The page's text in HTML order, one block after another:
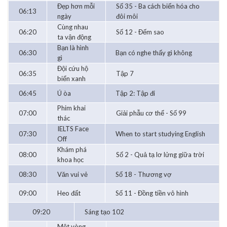
06:13
Đẹp hơn mỗi
ngày
Số 35 - Ba cách biến hóa cho
đôi môi
06:20
Cùng nhau
ta vận động
Số 12 - Đếm sao
06:30
Bạn là hình
gì
Bạn có nghe thấy gì không
06:35
Đội cứu hộ
biển xanh
Tập 7
06:45 Ú òa Tập 2: Tập đi
07:00
Phim khai
thác
Giải phẫu cơ thể - Số 99
07:30
IELTS Face
Off
When to start studying English
08:00
Khám phá
khoa học
Số 2 - Quả tạ lơ lửng giữa trời
08:30 Văn vui vẻ Số 18 - Thương vợ
09:00 Heo đất Số 11 - Đồng tiền vô hình
09:20
Sáng tạo 102